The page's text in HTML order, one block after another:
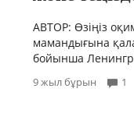
АВТОР: Өзіңіз
мамандығына
бойынша
9 жыл бұрын 1